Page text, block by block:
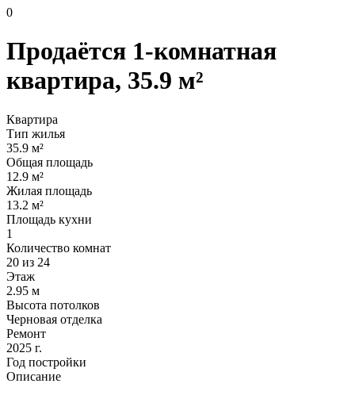
0
Продаётся 1-комнатная
квартира, 35.9 м²
Квартира
Тип жилья
35.9 м²
Общая площадь
12.9 м²
Жилая площадь
13.2 м²
Площадь кухни
1
Количество комнат
20 из 24
Этаж
2.95 м
Высота потолков
Черновая отделка
Ремонт
2025 г.
Год постройки
Описание